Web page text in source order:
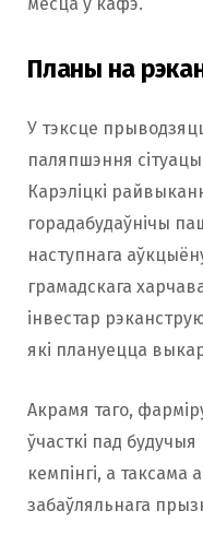
месца ў кафэ.
Планы на
У тэксце
паляпшэння
Карэліцкі
горадабудаўнічы
наступнага
грамадскага
інвестар
які плануецца
Акрамя таго,
ўчасткі пад
кемпінгі, а таксама
забаўляльнага